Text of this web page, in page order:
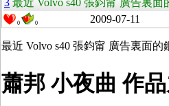
3 最近 Volvo s40 張鈞甯 廣告裏面
0 0 2009-07-11
最近 Volvo s40 張鈞甯 廣告裏面的
蕭邦 小夜曲 作